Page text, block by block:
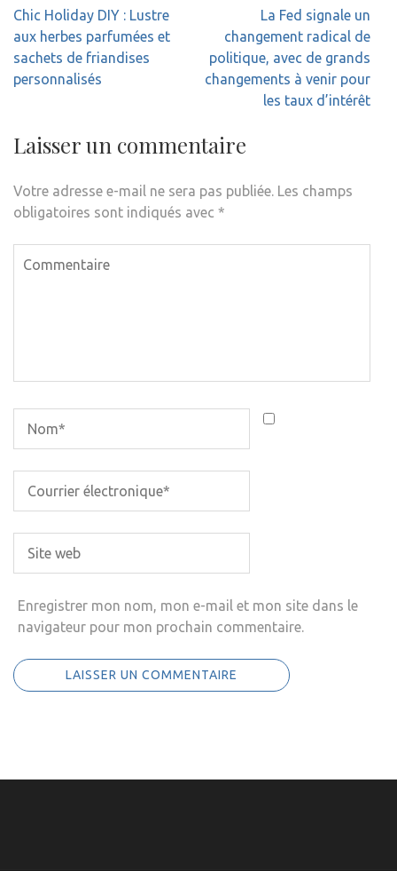
Navigation
de
l’article
Chic Holiday DIY : Lustre
aux herbes parfumées et
sachets de friandises
personnalisés
La Fed signale un
changement radical de
politique, avec de grands
changements à venir pour
les taux d’intérêt
Laisser un commentaire
Votre adresse e-mail ne sera pas publiée. Les champs
obligatoires sont indiqués avec *
Enregistrer mon nom, mon e-mail et mon site dans le
navigateur pour mon prochain commentaire.